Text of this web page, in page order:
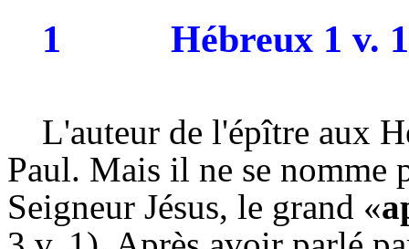
1 Hébreux 1 v.
L'auteur de l'épître aux
Paul. Mais il ne se nomme
Seigneur Jésus, le grand «